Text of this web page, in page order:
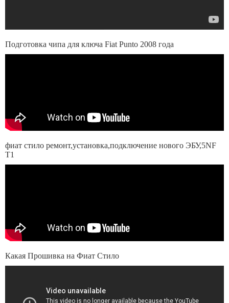
Подготовка чипа для ключа Fiat Punto 2008 года
фиат стило ремонт,установка,подключение нового ЭБУ,5NF
T1
Какая Прошивка на Фиат Стило